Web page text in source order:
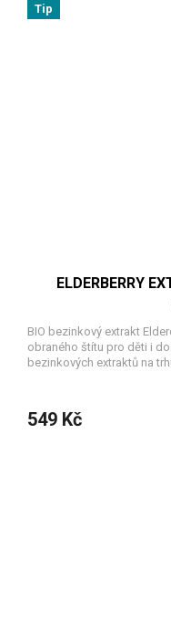
Tip
ELDERBERRY
BIO bezinkový extrakt
obraného štítu pro děti i
bezinkových extraktů na
549 Kč